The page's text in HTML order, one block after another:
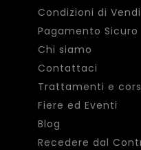
Condizioni di
Pagamento Sicuro
Chi siamo
Contattaci
Trattamenti e
Fiere ed Eventi
Blog
Recedere dal